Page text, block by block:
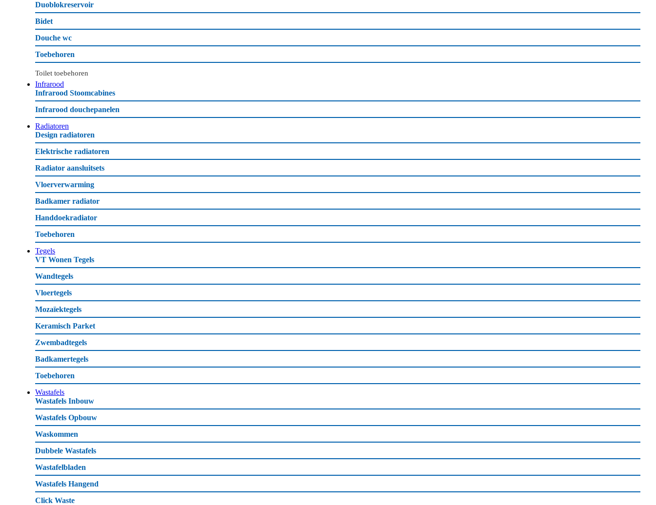
Duoblokreservoir
Bidet
Douche wc
Toebehoren
Toilet toebehoren
Infrarood
Infrarood Stoomcabines
Infrarood douchepanelen
Radiatoren
Design radiatoren
Elektrische radiatoren
Radiator aansluitsets
Vloerverwarming
Badkamer radiator
Handdoekradiator
Toebehoren
Tegels
VT Wonen Tegels
Wandtegels
Vloertegels
Mozaïektegels
Keramisch Parket
Zwembadtegels
Badkamertegels
Toebehoren
Wastafels
Wastafels Inbouw
Wastafels Opbouw
Waskommen
Dubbele Wastafels
Wastafelbladen
Wastafels Hangend
Click Waste